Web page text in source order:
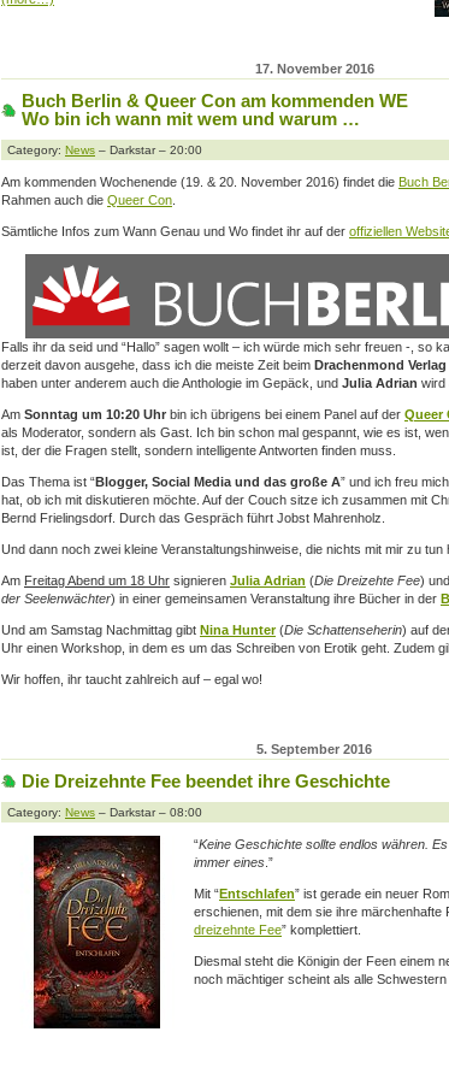
17. November 2016
Buch Berlin & Queer Con am kommenden WE
Wo bin ich wann mit wem und warum …
Category: News – Darkstar – 20:00
Am kommenden Wochenende (19. & 20. November 2016) findet die Buch
Rahmen auch die Queer Con
Sämtliche Infos zum Wann Genau und Wo findet ihr auf der offiziellen
Falls ihr da seid und “Hallo” sagen wollt – ich würde mich sehr freuen -, so
derzeit davon ausgehe, dass ich die meiste Zeit beim Drachenmond Verlag
haben unter anderem auch die Anthologie im Gepäck, und Julia Adrian wird
Am Sonntag um 10:20 Uhr bin ich übrigens bei einem Panel auf der Queer
als Moderator, sondern als Gast. Ich bin schon mal gespannt, wie es ist,
ist, der die Fragen stellt, sondern intelligente Antworten finden muss.
Das Thema ist “Blogger, Social Media und das große A” und ich freu
hat, ob ich mit diskutieren möchte. Auf der Couch sitze ich zusammen mit
Bernd Frielingsdorf. Durch das Gespräch führt Jobst Mahrenholz.
Und dann noch zwei kleine Veranstaltungshinweise, die nichts mit mir zu tun
Am Freitag Abend um 18 Uhr signieren Julia Adrian (Die Dreizehte Fee) und
der Seelenwächter) in einer gemeinsamen Veranstaltung ihre Bücher in der
Und am Samstag Nachmittag gibt Nina Hunter(Die Schattenseherin) auf
Uhr einen Workshop, in dem es um das Schreiben von Erotik geht. Zudem
Wir hoffen, ihr taucht zahlreich auf – egal wo!
5. September 2016
Die Dreizehnte Fee beendet ihre Geschichte
Category: News – Darkstar – 08:00
“Keine Geschichte sollte endlos währen.
immer eines .”
Mit “Entschlafen” ist gerade ein neuer
erschienen, mit dem sie ihre märchenhafte
dreizehnte Fee” komplettiert.
Diesmal steht die Königin der Feen einem
noch mächtiger scheint als alle Schwestern